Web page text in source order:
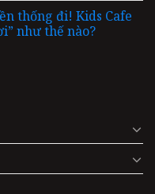
thống đi! Kids Cafe
như thế nào?